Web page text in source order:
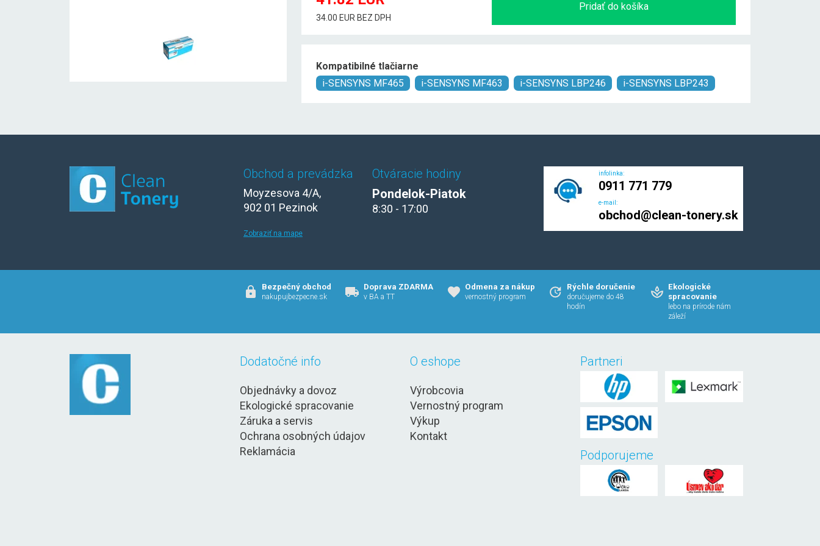
34.00 EUR BEZ DPH
Pridať do košíka
Kompatibilné tlačiarne
i-SENSYNS MF465
i-SENSYNS MF463 i-SENSYNS LBP246 i-SENSYNS LBP243
Obchod a prevádzka
Moyzesova 4/A,
902 01 Pezinok
Zobraziť na mape
Otváracie hodiny
Pondelok-Piatok
8:30 - 17:00
infolinka:
0911 771 779
e-mail:
obchod@clean-tonery.sk
Bezpečný obchod
nakupujbezpecne.sk
Doprava ZDARMA
v BA a TT
Odmena za nákup
vernostný program
Rýchle doručenie
doručujeme do 48
hodín
Ekologické
spracovanie
lebo na prírode nám
záleží
Dodatočné info
Objednávky a dovoz
Ekologické spracovanie
Záruka a servis
Ochrana osobných údajov
Reklamácia
O eshope
Výrobcovia
Vernostný program
Výkup
Kontakt
Partneri
Podporujeme